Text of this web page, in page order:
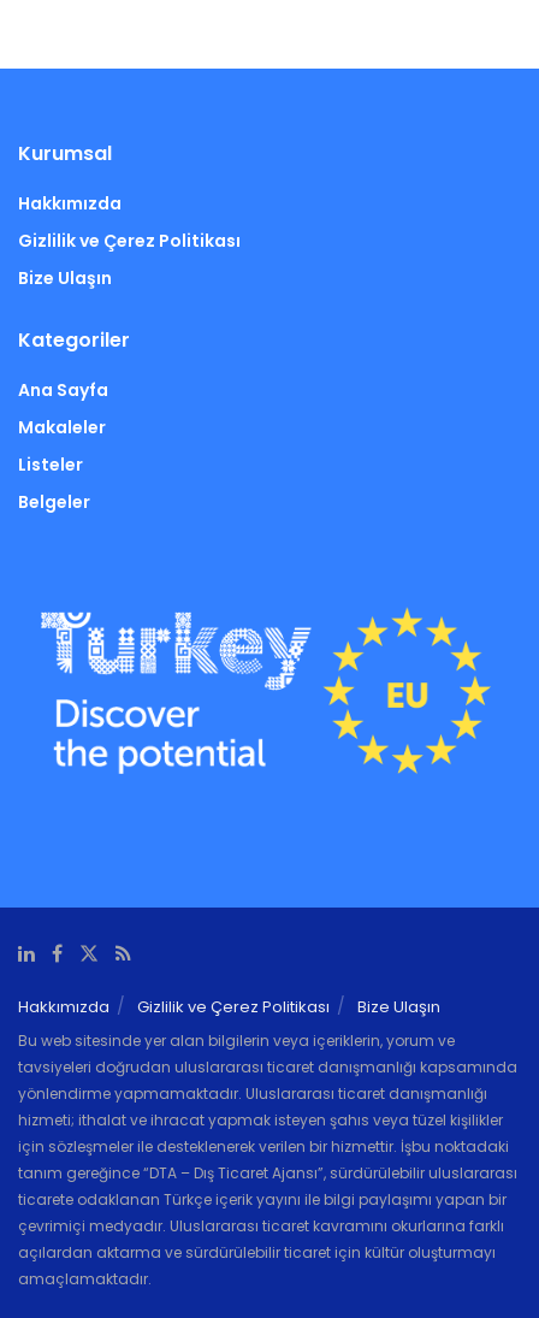
Kurumsal
Hakkımızda
Gizlilik ve Çerez Politikası
Bize Ulaşın
Kategoriler
Ana Sayfa
Makaleler
Listeler
Belgeler
Hakkımızda Gizlilik ve Çerez Politikası Bize Ulaşın
Bu web sitesinde yer alan bilgilerin veya içeriklerin, yorum ve
tavsiyeleri doğrudan uluslararası ticaret danışmanlığı kapsamında
yönlendirme yapmamaktadır. Uluslararası ticaret danışmanlığı
hizmeti; ithalat ve ihracat yapmak isteyen şahıs veya tüzel kişilikler
için sözleşmeler ile desteklenerek verilen bir hizmettir. İşbu noktadaki
tanım gereğince “DTA – Dış Ticaret Ajansı”, sürdürülebilir uluslararası
ticarete odaklanan Türkçe içerik yayını ile bilgi paylaşımı yapan bir
çevrimiçi medyadır. Uluslararası ticaret kavramını okurlarına farklı
açılardan aktarma ve sürdürülebilir ticaret için kültür oluşturmayı
amaçlamaktadır.